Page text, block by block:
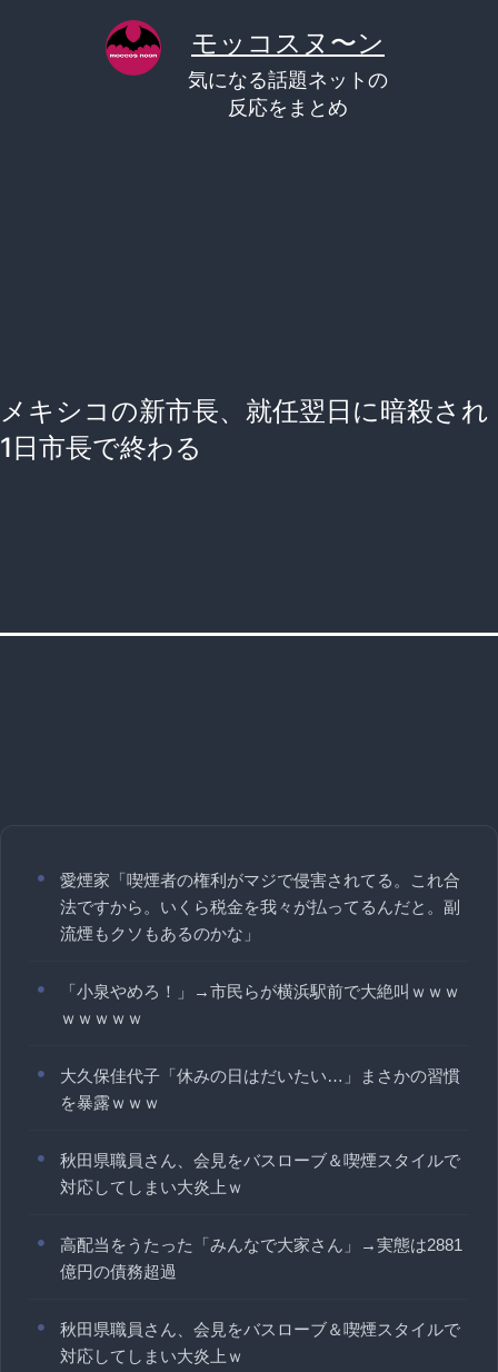
モッコスヌ〜ン
気になる話題ネットの
反応をまとめ
メキシコの新市長、就任翌日に暗殺され
1日市長で終わる
愛煙家「喫煙者の権利がマジで侵害されてる。これ合
法ですから。いくら税金を我々が払ってるんだと。副
流煙もクソもあるのかな」
「小泉やめろ！」→市民らが横浜駅前で大絶叫ｗｗｗ
ｗｗｗｗｗ
大久保佳代子「休みの日はだいたい…」まさかの習慣
を暴露ｗｗｗ
秋田県職員さん、会見をバスローブ＆喫煙スタイルで
対応してしまい大炎上ｗ
高配当をうたった「みんなで大家さん」→実態は2881
億円の債務超過
秋田県職員さん、会見をバスローブ＆喫煙スタイルで
対応してしまい大炎上ｗ